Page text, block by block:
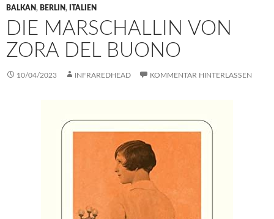
BALKAN, BERLIN, ITALIEN
DIE MARSCHALLIN VON
ZORA DEL BUONO
10/04/2023 INFRAREDHEAD KOMMENTAR HINTERLASSEN